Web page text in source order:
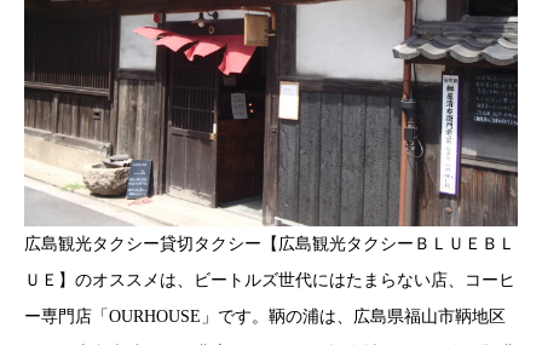
広島観光タクシー貸切タクシー【広島観光タクシーＢＬＵＥＢＬ
ＵＥ】のオススメは、ビートルズ世代にはたまらない店、コーヒ
ー専門店「OURHOUSE」です。鞆の浦は、広島県福山市鞆地区